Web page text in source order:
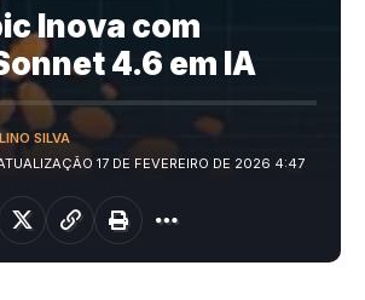
Inova com
4.6 em IA
17 DE FEVEREIRO DE 2026 4:47
SILVA